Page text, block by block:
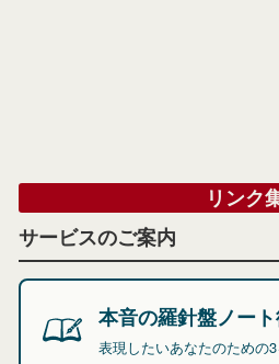
リンク
サービスのご案内
本音の羅針盤ノー
表現したいあなたのための3